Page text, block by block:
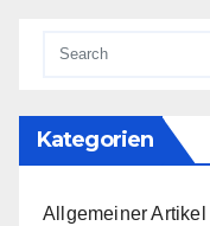
Kategorien
Allgemeiner Artikel